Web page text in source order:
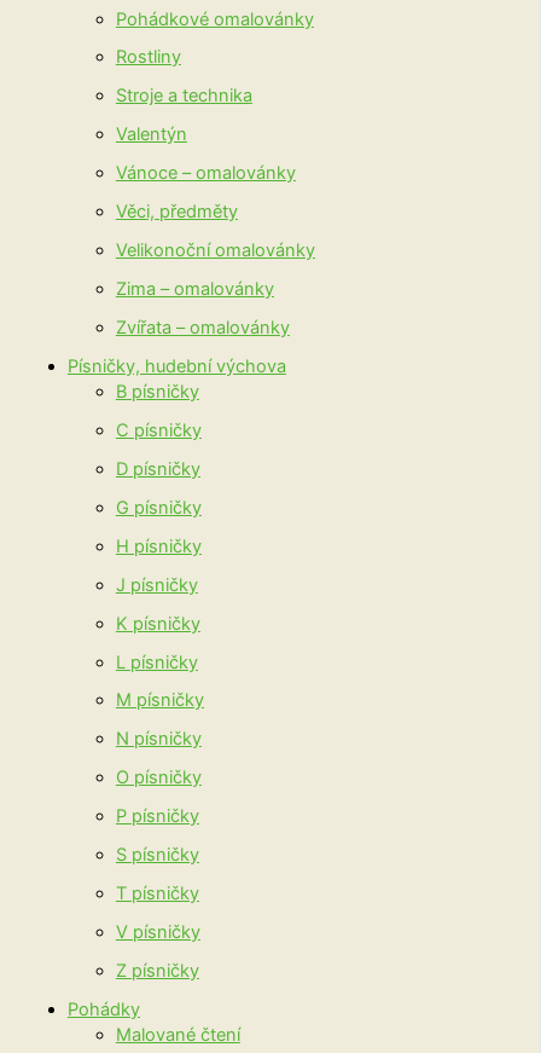
Pohádkové omalovánky
Rostliny
Stroje a technika
Valentýn
Vánoce – omalovánky
Věci, předměty
Velikonoční omalovánky
Zima – omalovánky
Zvířata – omalovánky
Písničky, hudební výchova
B písničky
C písničky
D písničky
G písničky
H písničky
J písničky
K písničky
L písničky
M písničky
N písničky
O písničky
P písničky
S písničky
T písničky
V písničky
Z písničky
Pohádky
Malované čtení